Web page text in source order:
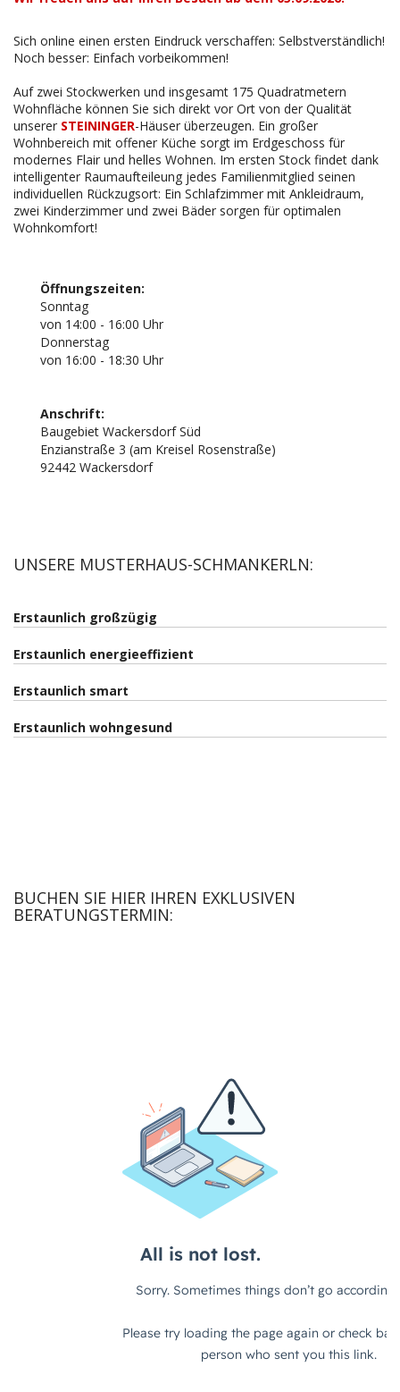
OTTERBACHWEG
Sich online einen ersten Eindruck verschaffen: Selbstverständlich!
Noch besser: Einfach vorbeikommen!
Auf zwei Stockwerken und insgesamt 175 Quadratmetern
Wohnfläche können Sie sich direkt vor Ort von der Qualität
unserer STEININGER-Häuser überzeugen. Ein großer
Wohnbereich mit offener Küche sorgt im Erdgeschoss für
modernes Flair und helles Wohnen. Im ersten Stock findet dank
intelligenter Raumaufteileung jedes Familienmitglied seinen
individuellen Rückzugsort: Ein Schlafzimmer mit Ankleidraum,
zwei Kinderzimmer und zwei Bäder sorgen für optimalen
Wohnkomfort!
Öffnungszeiten:
Sonntag
von 14:00 - 16:00 Uhr
Donnerstag
von 16:00 - 18:30 Uhr
Anschrift:
Baugebiet Wackersdorf Süd
Enzianstraße 3 (am Kreisel Rosenstraße)
92442 Wackersdorf
UNSERE MUSTERHAUS-SCHMANKERLN:
Erstaunlich großzügig
Erstaunlich energieeffizient
Erstaunlich smart
Erstaunlich wohngesund
BUCHEN SIE HIER IHREN EXKLUSIVEN
BERATUNGSTERMIN: